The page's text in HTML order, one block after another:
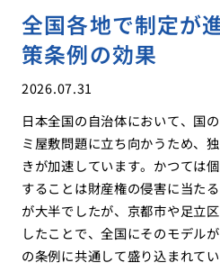
全国各地で制定が
策条例の効果
2026.07.31
日本全国の自治体において、国
ミ屋敷問題に立ち向かうため、
きが加速しています。かつては
することは財産権の侵害に当た
が大半でしたが、京都市や足立
したことで、全国にそのモデル
の条例に共通して盛り込まれて